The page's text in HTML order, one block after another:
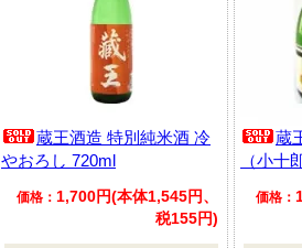
蔵王酒造 特別純米酒 冷
やおろし 720ml
価格： 1,700円(本体1,545円、
税155円)
蔵
（小十
価格：